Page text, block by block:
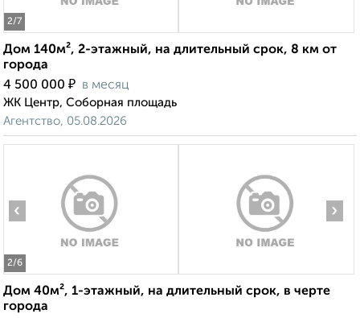
2/7
Дом 140м², 2-этажный, на длительный срок, 8 км от
города
4 500 000 ₽ в месяц
ЖК Центр, Соборная площадь
Агентство, 05.08.2026
2/6
‹ ›
Дом 40м², 1-этажный, на длительный срок, в черте
города